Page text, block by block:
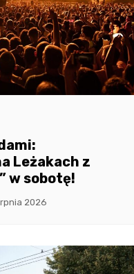
Leżakach z
w sobotę!
2026